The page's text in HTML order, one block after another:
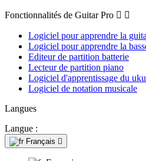
Fonctionnalités de Guitar Pro  
Logiciel pour apprendre la
Logiciel pour apprendre la
Editeur de partition batterie
Lecteur de partition piano
Logiciel d'apprentissage du
Logiciel de notation musicale
Langues
Langue :
Français 